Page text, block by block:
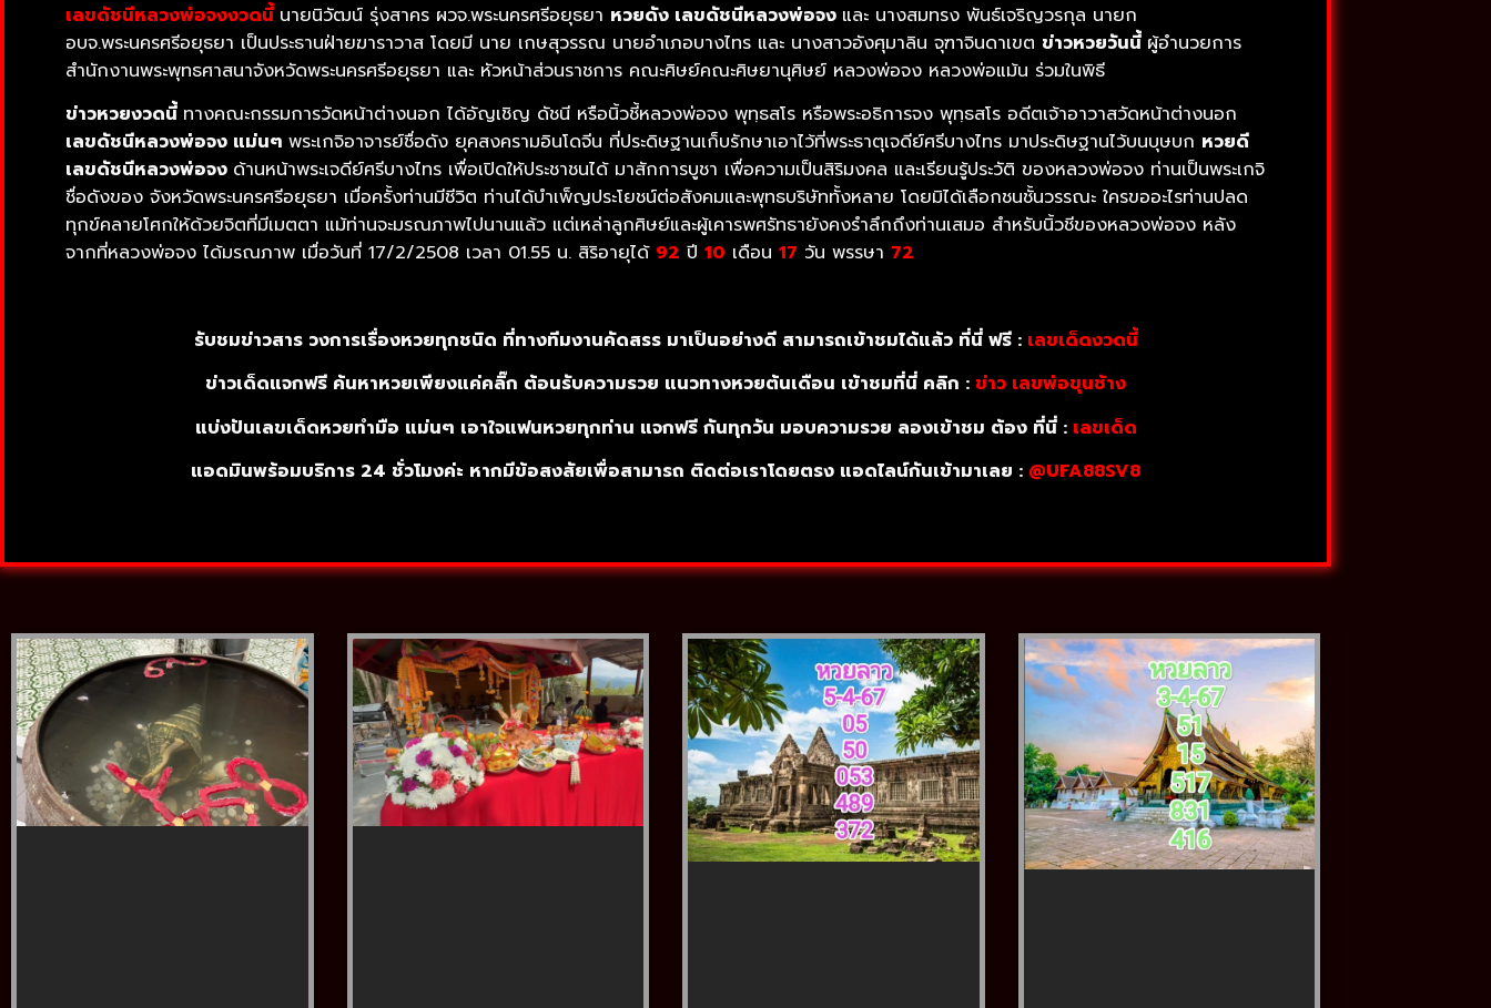
เลขดัชนีหลวงพ่อจงงวดนี้ นายนิวัฒน์ รุ่งสาคร ผวจ.พระนครศรีอยุธยา หวยดัง เลขดัชนีหลวงพ่อจง และ นางสมทรง พันธ์เจริญวรกุล นายก
อบจ.พระนครศรีอยุธยา เป็นประธานฝ่ายฆาราวาส โดยมี นาย เกษสุวรรณ นายอำเภอบางไทร และ นางสาวอังศุมาลิน จุฑาจินดาเขต ข่าวหวยวันนี้ ผู้อำนวยการ
สำนักงานพระพุทธศาสนาจังหวัดพระนครศรีอยุธยา และ หัวหน้าส่วนราชการ คณะศิษย์คณะศิษยานุศิษย์ หลวงพ่อจง หลวงพ่อแม้น ร่วมในพิธี
ข่าวหวยงวดนี้ ทางคณะกรรมการวัดหน้าต่างนอก ได้อัญเชิญ ดัชนี หรือนิ้วชี้หลวงพ่อจง พุทฺธสโร หรือพระอธิการจง พุทฺธสโร อดีตเจ้าอาวาสวัดหน้าต่างนอก
เลขดัชนีหลวงพ่อจง แม่นๆ พระเกจิอาจารย์ชื่อดัง ยุคสงครามอินโดจีน ที่ประดิษฐานเก็บรักษาเอาไว้ที่พระธาตุเจดีย์ศรีบางไทร มาประดิษฐานไว้บนบุษบก หวยดี
เลขดัชนีหลวงพ่อจง ด้านหน้าพระเจดีย์ศรีบางไทร เพื่อเปิดให้ประชาชนได้ มาสักการบูชา เพื่อความเป็นสิริมงคล และเรียนรู้ประวัติ ของหลวงพ่อจง ท่านเป็นพระเกจิ
ชื่อดังของ จังหวัดพระนครศรีอยุธยา เมื่อครั้งท่านมีชีวิต ท่านได้บำเพ็ญประโยชน์ต่อสังคมและพุทธบริษัททั้งหลาย โดยมิได้เลือกชนชั้นวรรณะ ใครขออะไรท่านปลด
ทุกข์คลายโศกให้ด้วยจิตที่มีเมตตา แม้ท่านจะมรณภาพไปนานแล้ว แต่เหล่าลูกศิษย์และผู้เคารพศรัทธายังคงรำลึกถึงท่านเสมอ สำหรับนิ้วชีของหลวงพ่อจง หลัง
จากที่หลวงพ่อจง ได้มรณภาพ เมื่อวันที่ 17/2/2508 เวลา 01.55 น. สิริอายุได้ 92 ปี 10 เดือน 17 วัน พรรษา 72
รับชมข่าวสาร วงการเรื่องหวยทุกชนิด ที่ทางทีมงานคัดสรร มาเป็นอย่างดี สามารถเข้าชมได้แล้ว ที่นี่ ฟรี : เลขเด็ดงวดนี้
ข่าวเด็ดแจกฟรี ค้นหาหวยเพียงแค่คลิ๊ก ต้อนรับความรวย แนวทางหวยต้นเดือน เข้าชมที่นี่ คลิก : ข่าว เลขพ่อขุนช้าง
แบ่งปันเลขเด็ดหวยทำมือ แม่นๆ เอาใจแฟนหวยทุกท่าน แจกฟรี กันทุกวัน มอบความรวย ลองเข้าชม ต้อง ที่นี่ : เลขเด็ด
แอดมินพร้อมบริการ 24 ชั่วโมงค่ะ หากมีข้อสงสัยเพื่อสามารถ ติดต่อเราโดยตรง แอดไลน์กันเข้ามาเลย : @UFA88SV8